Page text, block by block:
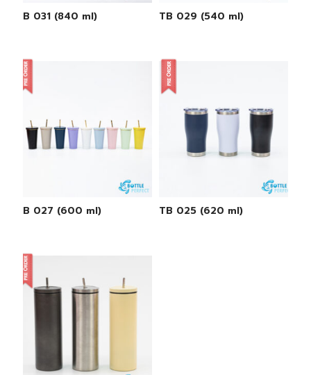
TB 031 (840 ml) TB 029 (540 ml)
TB 027 (600 ml) TB 025 (620 ml)